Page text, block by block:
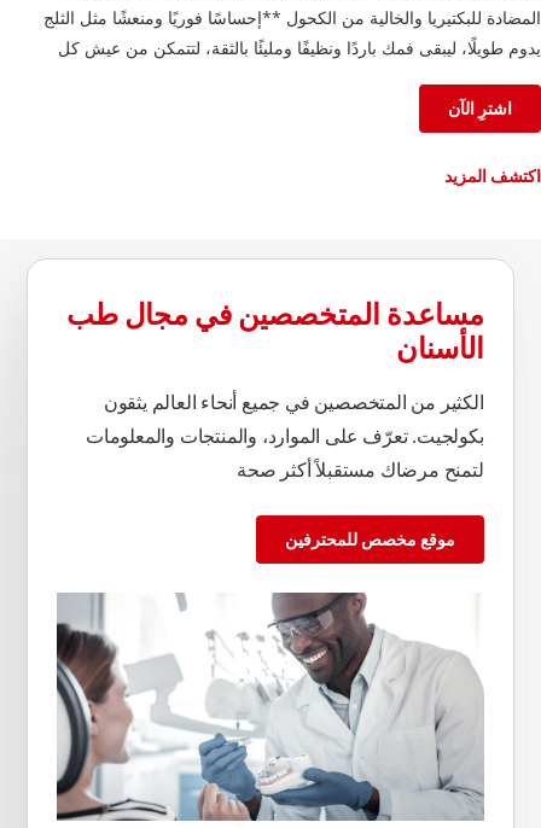
المضادة للبكتيريا والخالية من الكحول **إحساسًا فوريًا ومنعشًا مثل الثلج
يدوم طويلًا، ليبقى فمك باردًا ونظيفًا ومليئًا بالثقة، لتتمكن من عيش كل
اشترِ الآن
اكتشف المزيد
مساعدة المتخصصين في مجال طب
الأسنان
الكثير من المتخصصين في جميع أنحاء العالم يثقون
بكولجيت. تعرّف على الموارد، والمنتجات والمعلومات
لتمنح مرضاك مستقبلاً أكثر صحة
موقع مخصص للمحترفين